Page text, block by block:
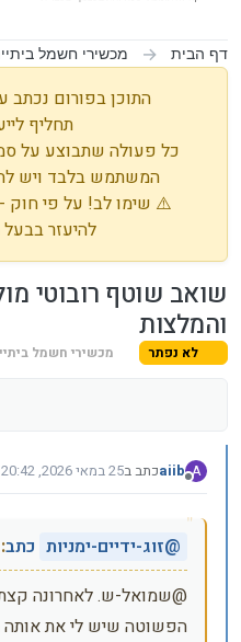
דף הבית מכשירי חשמל
התוכן בפורום נכתב
תחליף
כל פעולה שתבוצע על
המשתמש בלבד ויש
⚠️ שימו לב! על פי חוק
להיעזר
שואב שוטף רובוטי
והמלצות
לא נפתר מכשירי חשמל
A
מנותק
aiibכתב ב25 במאי 2026, 20:42
נערך לאחרונה על ידי aiib
@זוג-ידיים-ימניות כתב:
@שמואל-ש. לאחרונה
הפשוטה שיש לי את